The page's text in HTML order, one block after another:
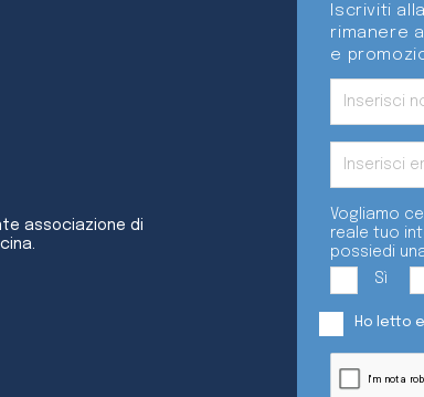
Iscriviti
rimanere
e
Vogliamo
reale tuo
possiedi
Sì
Ho letto
associazione di